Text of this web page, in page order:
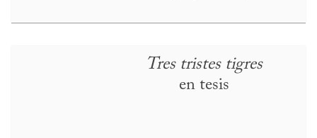
Tres tristes tigres
en tesis